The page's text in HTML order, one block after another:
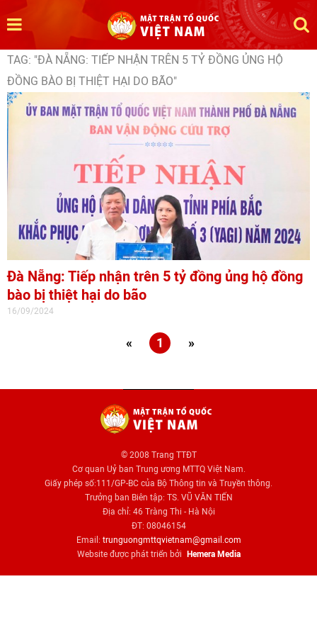
TAG: "ĐÀ NẴNG: TIẾP NHẬN TRÊN 5 TỶ ĐỒNG ỦNG HỘ
ĐỒNG BÀO BỊ THIỆT HẠI DO BÃO"
Đà Nẵng: Tiếp nhận trên 5 tỷ đồng ủng hộ đồng
bào bị thiệt hại do bão
16/09/2024
« 1 »
© 2008 Trang TTĐT
Cơ quan Uỷ ban Trung ương MTTQ Việt Nam.
Giấy phép số:111/GP-BC của Bộ Thông tin và Truyền thông.
Trưởng ban Biên tập: TS. VŨ VĂN TIẾN
Địa chỉ: 46 Tràng Thi - Hà Nội
ĐT: 08046154
Email: trunguongmttqvietnam@gmail.com
Website được phát triển bởi
Hemera Media